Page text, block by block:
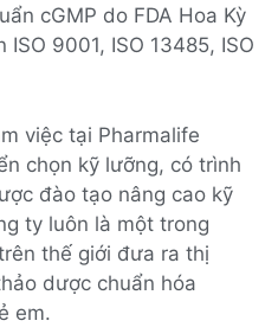
cGMP do FDA Hoa Kỳ
9001, ISO 13485, ISO
việc tại Pharmalife
chọn kỹ lưỡng, có trình
đào tạo nâng cao kỹ
ty luôn là một trong
thế giới đưa ra thị
dược chuẩn hóa
em.